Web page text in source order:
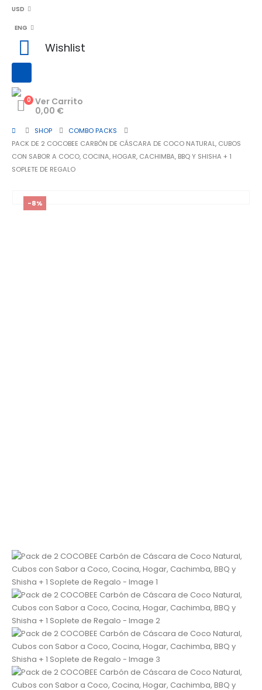
USD
ENG
Wishlist
0 Ver Carrito
0,00 €
SHOP
COMBO PACKS
PACK DE 2 COCOBEE CARBÓN DE CÁSCARA DE COCO NATURAL, CUBOS
CON SABOR A COCO, COCINA, HOGAR, CACHIMBA, BBQ Y SHISHA + 1
SOPLETE DE REGALO
-8%